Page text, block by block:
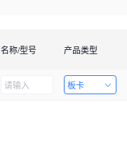
名称/型号 产品类型
板卡